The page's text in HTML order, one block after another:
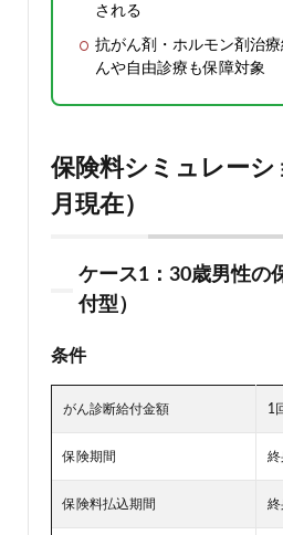
される
抗がん剤・ホルモン剤治
んや自由診療も保障対象
保険料シミュレー
月現在）
ケース1：30歳男性の
付型）
条件
がん診断給付金額 1
保険期間 終
保険料払込期間 終